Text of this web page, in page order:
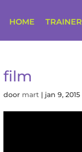
HOME TRAINER
film
door mart | jan 9, 2015